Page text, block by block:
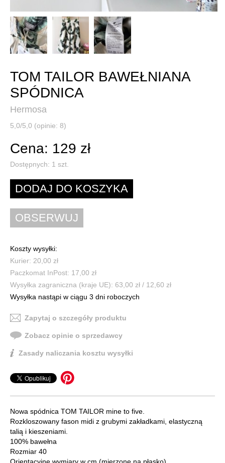
TOM TAILOR BAWEŁNIANA
SPÓDNICA
Hermosa
5,0/5,0 (opinie: 8)
Cena: 129 zł
Dostępnych: 1 szt.
Koszty wysyłki:
Kurier: 20,00 zł
Paczkomat InPost: 17,00 zł
Wysyłka zagraniczna (kraje UE): 63,00 zł / 12,60 zł
Wysyłka nastąpi w ciągu 3 dni roboczych
Zapytaj o szczegóły produktu
Zobacz opinie o sprzedawcy
Zasady naliczania kosztu wysyłki
Nowa spódnica TOM TAILOR mine to five.
Rozkloszowany fason midi z grubymi zakładkami, elastyczną
talią i kieszeniami.
100% bawełna
Rozmiar 40
Orientacyjne wymiary w cm (mierzone na płasko)